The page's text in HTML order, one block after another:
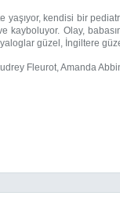
kendisi bir
kayboluyor. Olay,
güzel, İngiltere
Fleurot, Amanda